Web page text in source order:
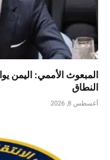
المبعوث الأممي: اليمن
النطاق
أغسطس 8, 2026